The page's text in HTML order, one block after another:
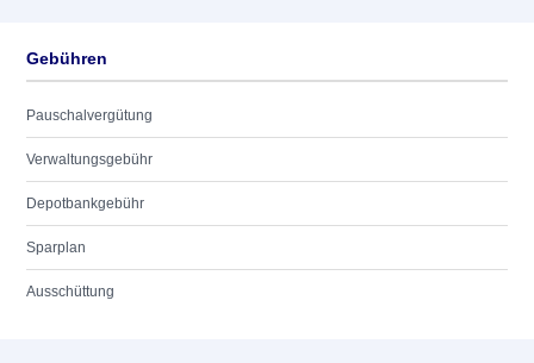
Gebühren
Pauschalvergütung
Verwaltungsgebühr
Depotbankgebühr
Sparplan
Ausschüttung